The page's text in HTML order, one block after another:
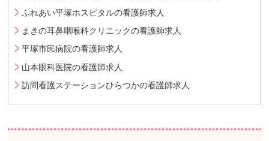
ふれあい平塚ホスピタルの看護師求人
まきの耳鼻咽喉科クリニックの看護師求人
平塚市民病院の看護師求人
山本眼科医院の看護師求人
訪問看護ステーションひらつかの看護師求人